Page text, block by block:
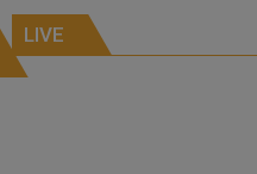
LIVE